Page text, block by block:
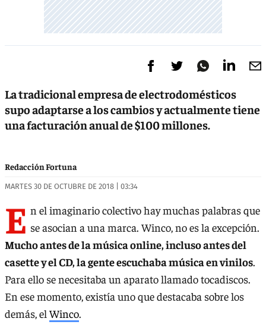
La tradicional empresa de electrodomésticos
supo adaptarse a los cambios y actualmente tiene
una facturación anual de $100 millones.
Redacción Fortuna
MARTES 30 DE OCTUBRE DE 2018 | 03:34
E n el imaginario colectivo hay muchas palabras que
se asocian a una marca. Winco, no es la excepción.
Mucho antes de la música online, incluso antes del
casette y el CD, la gente escuchaba música en vinilos.
Para ello se necesitaba un aparato llamado tocadiscos.
En ese momento, existía uno que destacaba sobre los
demás, elWinco.